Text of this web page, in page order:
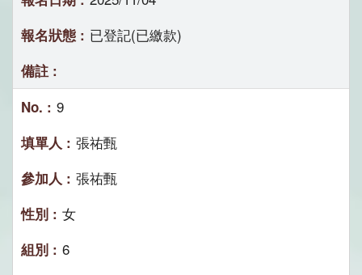
已登記(已繳款)
9
張祐甄
張祐甄
女
6